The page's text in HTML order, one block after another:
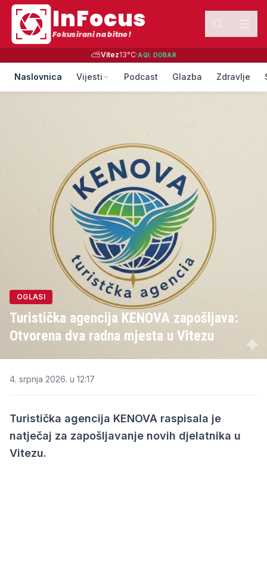
InFocus
Fokusirani na bitno!
⛅Vitez13°C·AQI: DOBAR
Naslovnica Vijesti Podcast Glazba Zdravlje
OGLASI
Turistička agencija KENOVA zapošljava:
Otvorena dva radna mjesta u Vitezu
4. srpnja 2026. u 12:17
Turistička agencija KENOVA raspisala je
natječaj za zapošljavanje novih djelatnika u
Vitezu.